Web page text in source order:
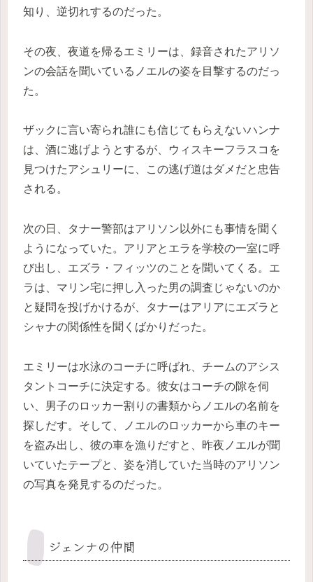
知り、逆切れするのだった。
その夜、夜道を帰るエミリーは、録音されたアリソ
ンの会話を聞いているノエルの姿を目撃するのだっ
た。
ザックに言い寄られ誰にも信じてもらえないハンナ
は、酒に逃げようとするが、ウィスキーフラスコを
見つけたアシュリーに、この逃げ道はダメだと忠告
される。
次の日、タナー警部はアリソン以外にも事情を聞く
ようになっていた。アリアとエラを学校の一室に呼
び出し、エズラ・フィッツのことを聞いてくる。エ
ラは、マリン宅に押し入った男の調査じゃないのか
と疑問を投げかけるが、タナーはアリアにエズラと
シャナの関係性を聞くばかりだった。
エミリーは水泳のコーチに呼ばれ、チームのアシス
タントコーチに決定する。彼女はコーチの隙を伺
い、男子のロッカー割りの書類からノエルの名前を
探しだす。そして、ノエルのロッカーから車のキー
を盗み出し、彼の車を漁りだすと、昨夜ノエルが聞
いていたテープと、姿を消していた当時のアリソン
の写真を発見するのだった。
ジェンナの仲間